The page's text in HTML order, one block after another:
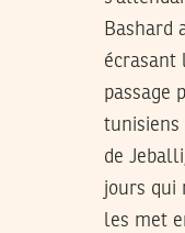
Bashard
écrasant
passage
tunisiens
de
jours qui
les met